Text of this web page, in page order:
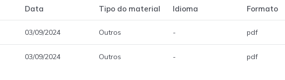
Data Tipo do material Idioma Formato
03/09/2024 Outros - pdf
03/09/2024 Outros - pdf